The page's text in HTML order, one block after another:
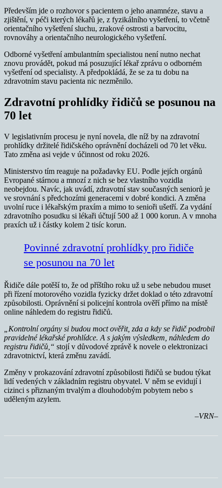
Především jde o rozhovor s pacientem o jeho anamnéze, stavu a
zjištění, v péči kterých lékařů je, z fyzikálního vyšetření, to včetně
orientačního vyšetření sluchu, zrakové ostrosti a barvocitu,
rovnováhy a orientačního neurologického vyšetření.
Odborné vyšetření ambulantním specialistou není nutno nechat
znovu provádět, pokud má posuzující lékař zprávu o odborném
vyšetření od specialisty. A předpokládá, že se za tu dobu na
zdravotním stavu pacienta nic nezměnilo.
Zdravotní prohlídky řidičů se posunou na
70 let
V legislativním procesu je nyní novela, dle níž by na zdravotní
prohlídky držitelé řidičského oprávnění docházeli od 70 let věku.
Tato změna asi vejde v účinnost od roku 2026.
Ministerstvo tím reaguje na požadavky EU. Podle jejích orgánů
Evropané stárnou a mnozí z nich se bez vlastního vozidla
neobejdou. Navíc, jak uvádí, zdravotní stav současných seniorů je
ve srovnání s předchozími generacemi v dobré kondici. A změna
uvolní ruce i lékařským praxím a mimo to senioři ušetří. Za vydání
zdravotního posudku si lékaři účtují 500 až 1 000 korun. A v mnoha
praxích už i částky kolem 2 tisíc korun.
Povinné zdravotní prohlídky pro řidiče
se posunou na 70 let
Řidiče dále potěší to, že od příštího roku už u sebe nebudou muset
při řízení motorového vozidla fyzicky držet doklad o této zdravotní
způsobilosti. Oprávnění si policejní kontrola ověří přímo na místě
online náhledem do registru řidičů.
„Kontrolní orgány si budou moct ověřit, zda a kdy se řidič podrobil
pravidelné lékařské prohlídce. A s jakým výsledkem, náhledem do
registru řidičů,“ stojí v důvodové zprávě k novele o elektronizaci
zdravotnictví, která změnu zavádí.
Změny v prokazování zdravotní způsobilosti řidičů se budou týkat
lidí vedených v základním registru obyvatel. V něm se evidují i
cizinci s přiznaným trvalým a dlouhodobým pobytem nebo s
uděleným azylem.
–VRN–